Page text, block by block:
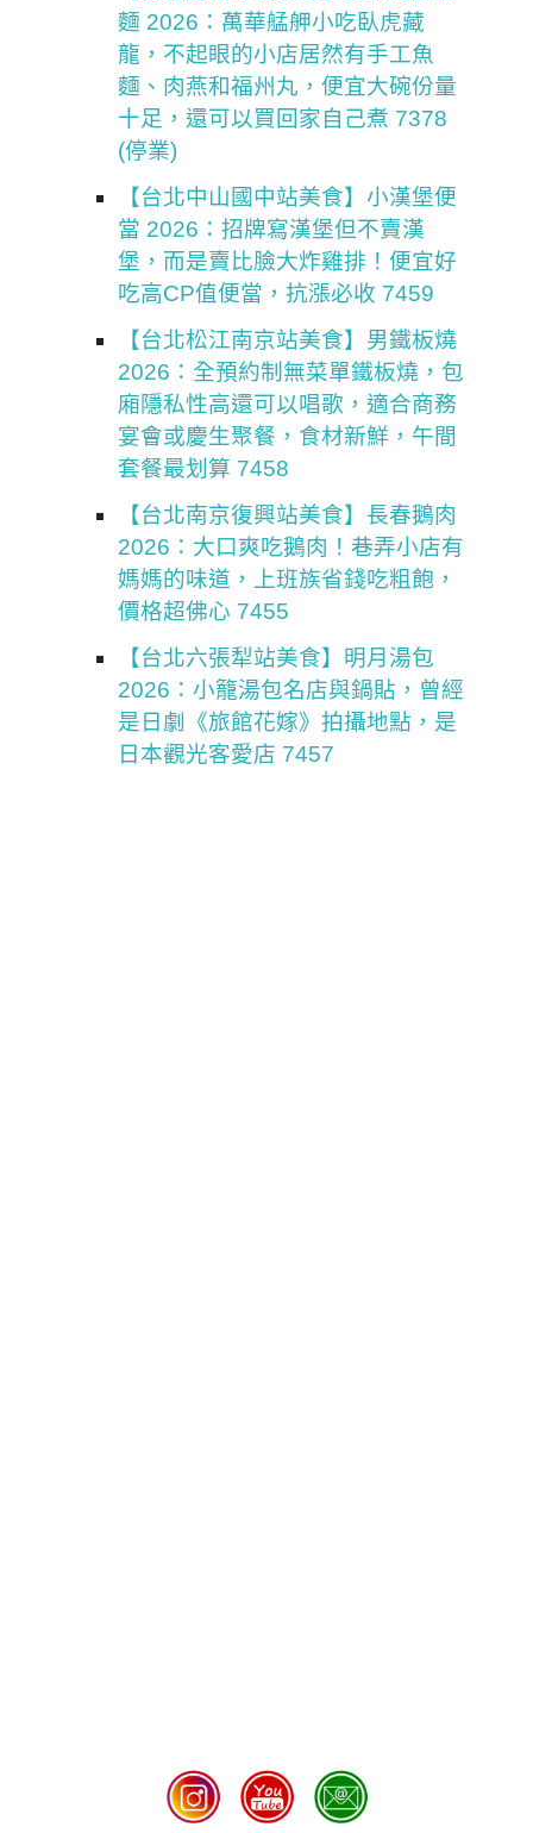
麵 2026：萬華艋舺小吃臥虎藏
龍，不起眼的小店居然有手工魚
麵、肉燕和福州丸，便宜大碗份量
十足，還可以買回家自己煮 7378
(停業)
【台北中山國中站美食】小漢堡便
當 2026：招牌寫漢堡但不賣漢
堡，而是賣比臉大炸雞排！便宜好
吃高CP值便當，抗漲必收 7459
【台北松江南京站美食】男鐵板燒
2026：全預約制無菜單鐵板燒，包
廂隱私性高還可以唱歌，適合商務
宴會或慶生聚餐，食材新鮮，午間
套餐最划算 7458
【台北南京復興站美食】長春鵝肉
2026：大口爽吃鵝肉！巷弄小店有
媽媽的味道，上班族省錢吃粗飽，
價格超佛心 7455
【台北六張犁站美食】明月湯包
2026：小籠湯包名店與鍋貼，曾經
是日劇《旅館花嫁》拍攝地點，是
日本觀光客愛店 7457